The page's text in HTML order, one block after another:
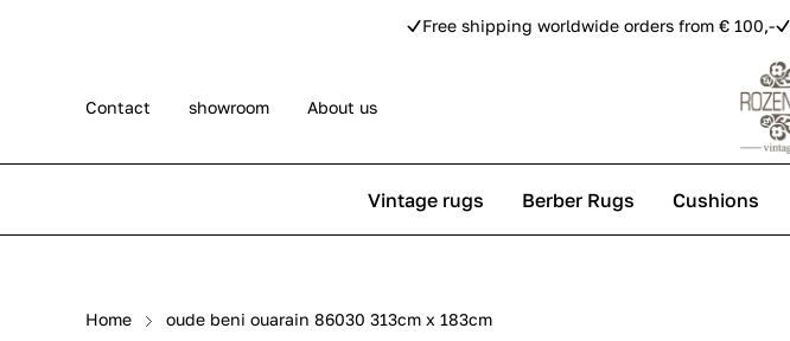
Free shipping worldwide orders from € 100,-
Contact showroom About us
Vintage rugs
Persian rugs Berber rugs
Berber Rugs Cushions
Home oude beni ouarain 86030 313cm x 183cm